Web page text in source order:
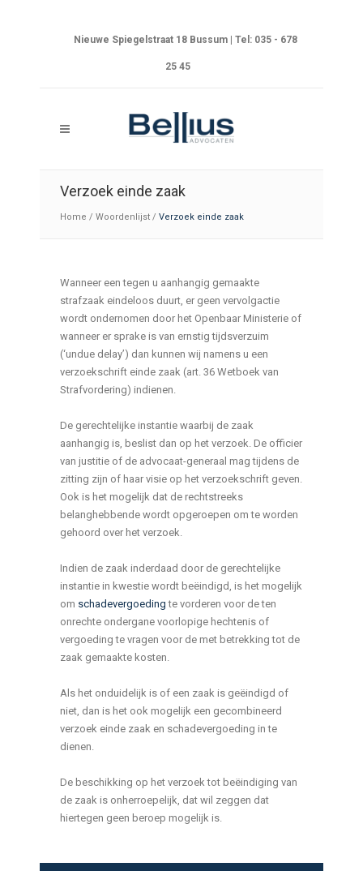
Nieuwe Spiegelstraat 18 Bussum | Tel: 035 - 678
25 45
Verzoek einde zaak
Home / Woordenlijst / Verzoek einde zaak
Wanneer een tegen u aanhangig gemaakte
strafzaak eindeloos duurt, er geen vervolgactie
wordt ondernomen door het Openbaar Ministerie of
wanneer er sprake is van ernstig tijdsverzuim
(‘undue delay’) dan kunnen wij namens u een
verzoekschrift einde zaak (art. 36 Wetboek van
Strafvordering) indienen.
De gerechtelijke instantie waarbij de zaak
aanhangig is, beslist dan op het verzoek. De officier
van justitie of de advocaat-generaal mag tijdens de
zitting zijn of haar visie op het verzoekschrift geven.
Ook is het mogelijk dat de rechtstreeks
belanghebbende wordt opgeroepen om te worden
gehoord over het verzoek.
Indien de zaak inderdaad door de gerechtelijke
instantie in kwestie wordt beëindigd, is het mogelijk
om schadevergoedingte vorderen voor de ten
onrechte ondergane voorlopige hechtenis of
vergoeding te vragen voor de met betrekking tot de
zaak gemaakte kosten.
Als het onduidelijk is of een zaak is geëindigd of
niet, dan is het ook mogelijk een gecombineerd
verzoek einde zaak en schadevergoeding in te
dienen.
De beschikking op het verzoek tot beëindiging van
de zaak is onherroepelijk, dat wil zeggen dat
hiertegen geen beroep mogelijk is.